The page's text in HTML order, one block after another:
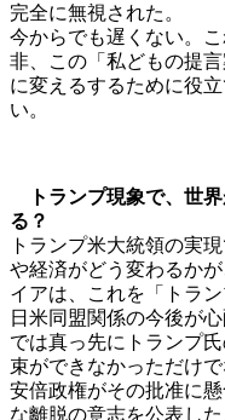
完全に無視された。
今からでも遅くない。
非、この「私どもの提
に変えるするために役
い。
トランプ現象で、世界
る？
トランプ米大統領の実
や経済がどう変わるか
イアは、これを「トラ
日米同盟関係の今後が
では真っ先にトランプ
束ができなかっただけ
安倍政権がその批准に
な離脱の意志を公表した